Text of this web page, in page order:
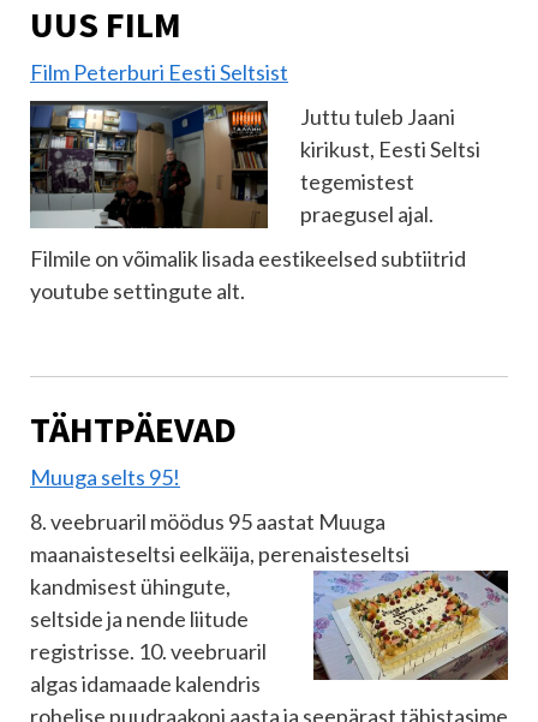
UUS FILM
Film Peterburi Eesti Seltsist
Juttu tuleb Jaani
kirikust, Eesti Seltsi
tegemistest
praegusel ajal.
Filmile on võimalik lisada eestikeelsed subtiitrid
youtube settingute alt.
TÄHTPÄEVAD
Muuga selts 95!
8. veebruaril möödus 95 aastat Muuga
maanaisteseltsi eelkäija, perenaisteseltsi
kandmisest ühingute,
seltside ja nende liitude
registrisse. 10. veebruaril
algas idamaade kalendris
rohelise puudraakoni aasta ja seepärast tähistasime